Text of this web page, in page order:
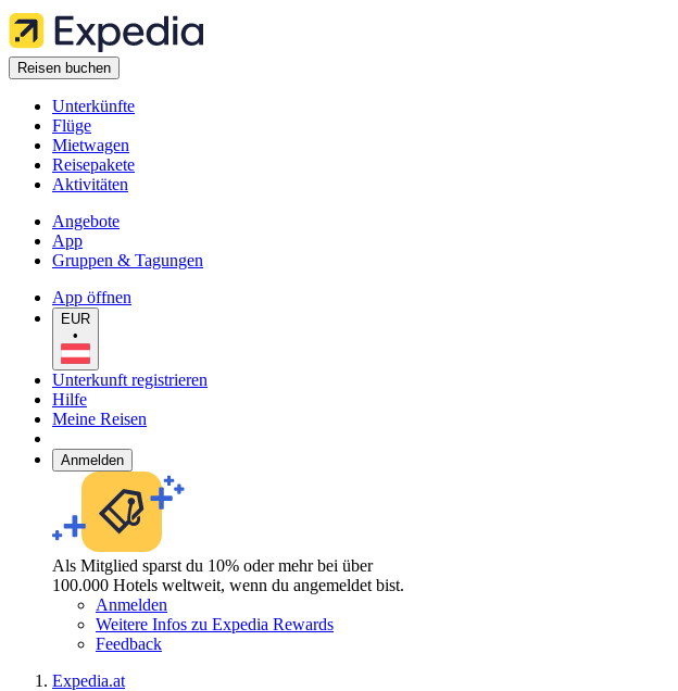
Reisen buchen
Unterkünfte
Flüge
Mietwagen
Reisepakete
Aktivitäten
Angebote
App
Gruppen & Tagungen
App öffnen
EUR
•
Unterkunft registrieren
Hilfe
Meine Reisen
Anmelden
Als Mitglied sparst du 10% oder mehr bei über
100.000 Hotels weltweit, wenn du angemeldet bist.
Anmelden
Weitere Infos zu Expedia Rewards
Feedback
Expedia.at